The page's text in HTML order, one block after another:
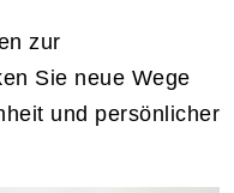
zur
Sie neue Wege
und persönlicher